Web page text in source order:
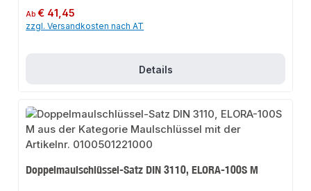
Regulärer Preis:
Ab€ 41,45
zzgl. Versandkosten nach AT
Details
Doppelmaulschlüssel-Satz DIN 3110, ELORA-100S M